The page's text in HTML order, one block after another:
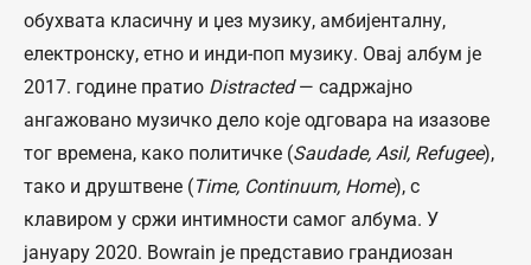
обухвата класичну и џез музику, амбијенталну,
електронску, етно и инди-поп музику. Овај албум је
2017. године пратио Distracted— садржајно
ангажовано музичко дело које одговара на изазове
тог времена, како политичке (Saudade, Asil, Refugee),
тако и друштвене (Time, Continuum, Home), с
клавиром у сржи интимности самог албума. У
јануару 2020. Bowrain је представио грандиозан